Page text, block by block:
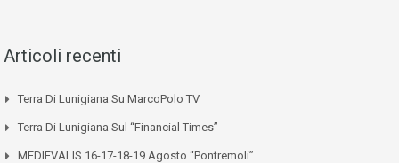
Articoli recenti
Terra Di Lunigiana Su MarcoPolo TV
Terra Di Lunigiana Sul “Financial Times”
MEDIEVALIS 16-17-18-19 Agosto “Pontremoli”